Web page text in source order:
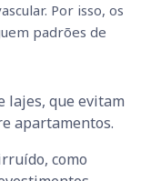
Por isso, os
padrões de
lajes, que evitam
apartamentos.
como